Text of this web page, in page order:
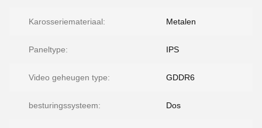
Karosseriemateriaal: Metalen
Paneltype: IPS
Video geheugen type: GDDR6
besturingssysteem: Dos